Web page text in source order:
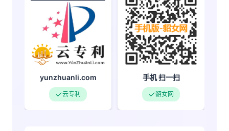
yunzhuanli.com
云专利
手机 扫一扫
貂女网